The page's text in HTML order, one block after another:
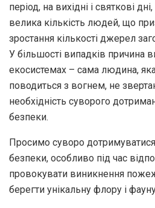
період, на вихідні і святкові
велика кількість людей, що
зростання кількості джерел
У більшості випадків причина
екосистемах – сама людина,
поводиться з вогнем, не
необхідність суворого
безпеки.
Просимо суворо
безпеки, особливо під час
провокувати виникнення
берегти унікальну флору і